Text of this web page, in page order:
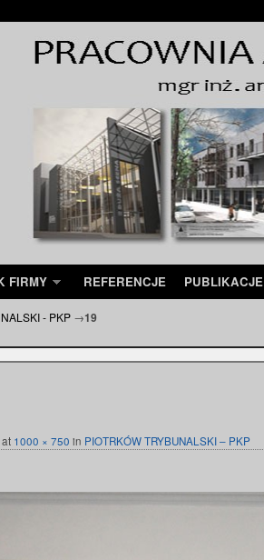
FIRMY REFERENCJE PUBLIKACJE
- PKP →19
at 1000 × 750 in PIOTRKÓW TRYBUNALSKI – PKP